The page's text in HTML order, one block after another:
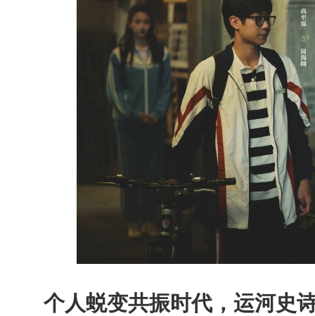
个人蜕变共振时代，运河史